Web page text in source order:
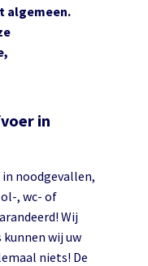
algemeen.
in
in noodgevallen,
, wc- of
Wij
kunnen wij uw
niets! De